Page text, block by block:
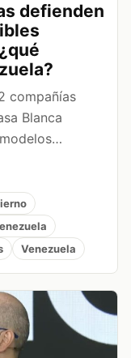
defienden
compañías
Blanca
Venezuela